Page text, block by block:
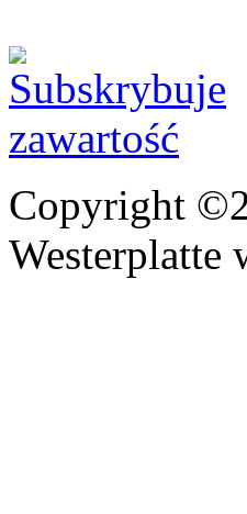
Copyright
Westerplatte